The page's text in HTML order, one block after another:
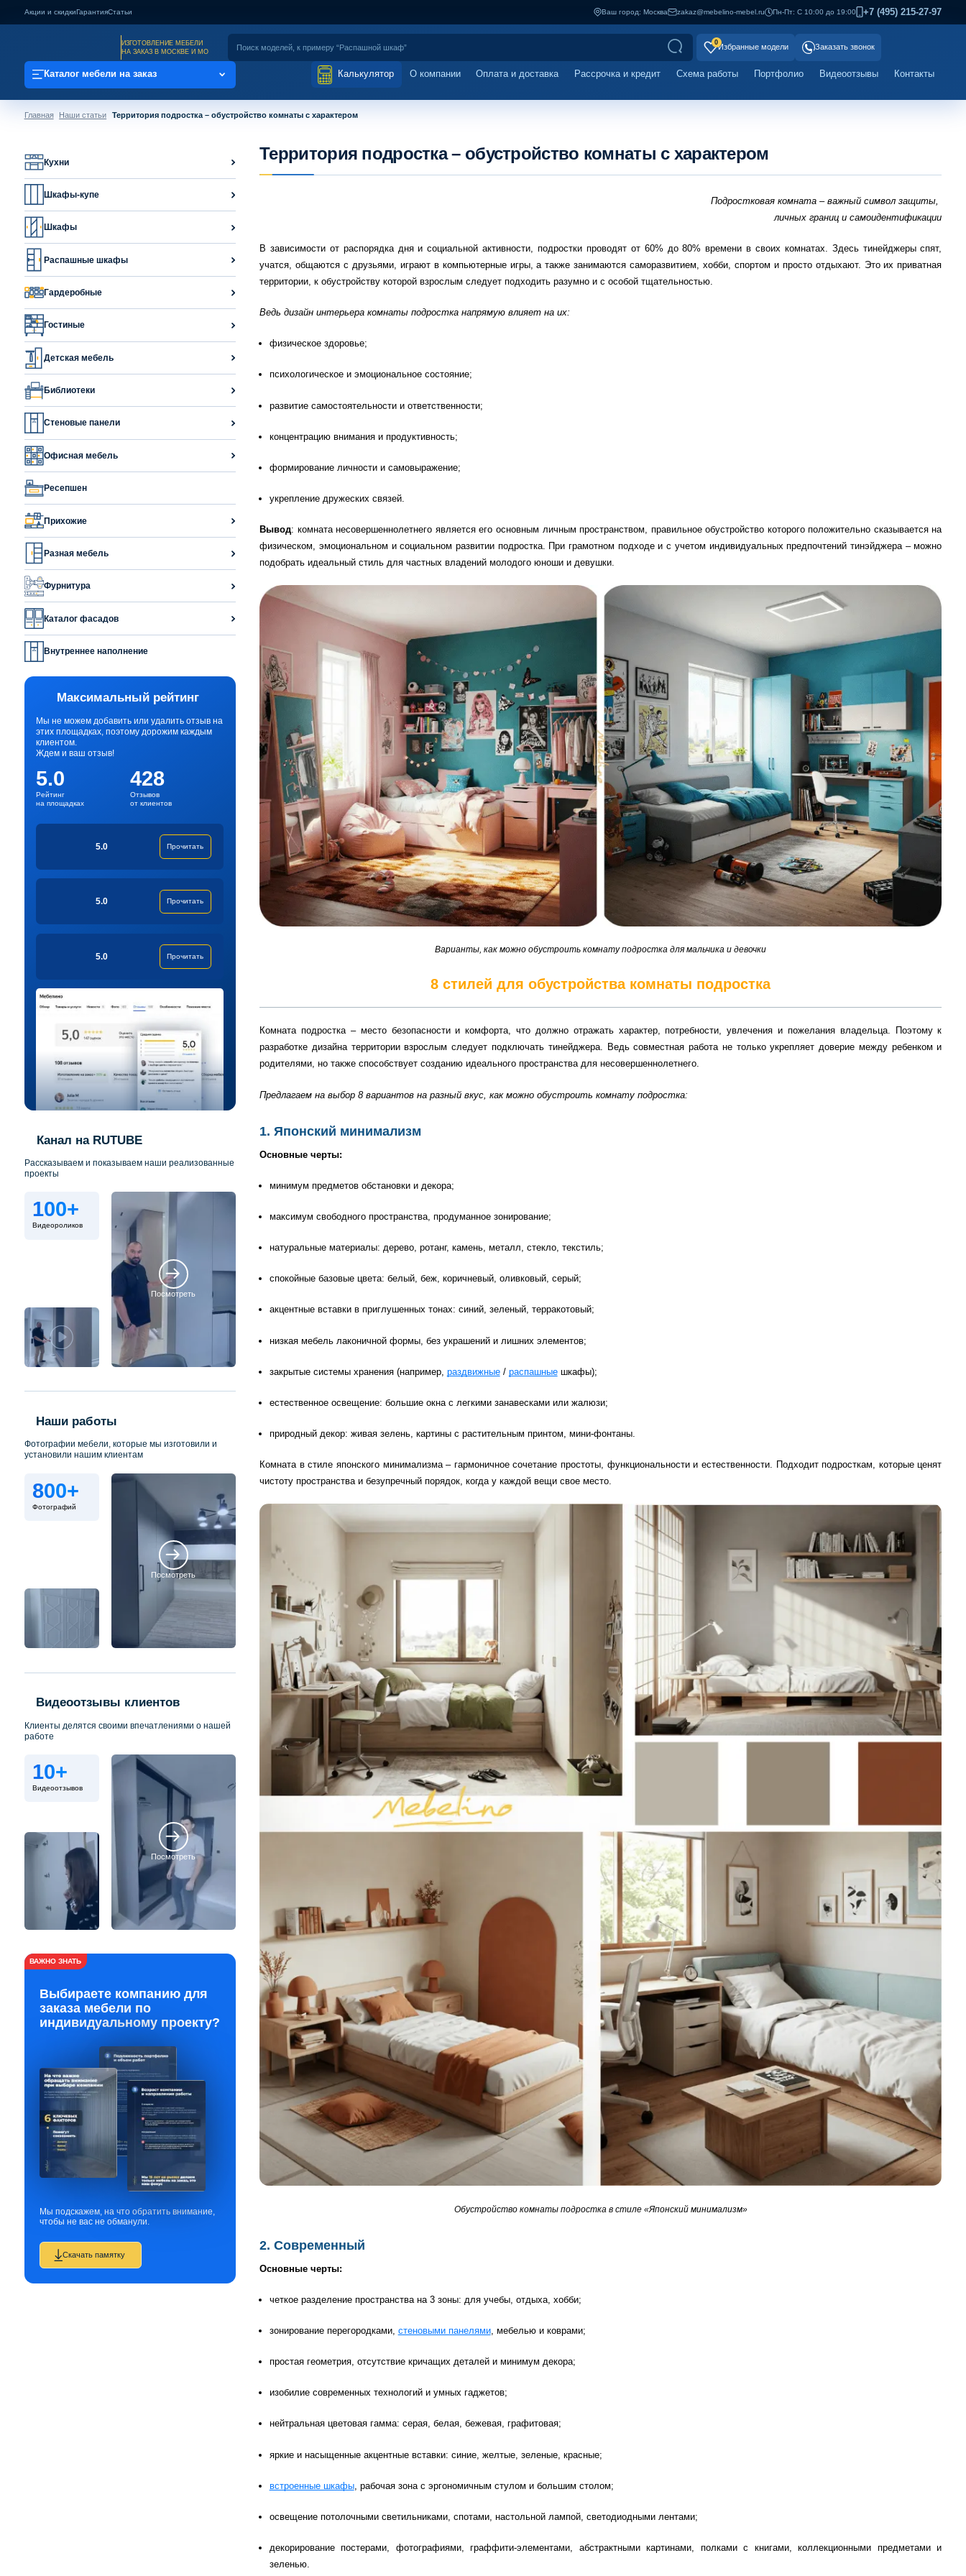
Акции и скидкиГарантияСтатьи Ваш город: Москва zakaz@mebelino-mebel.ru Пн-Пт: С 10:00 до 19:00 +7 (495) 215-27-97
ИЗГОТОВЛЕНИЕ МЕБЕЛИ
НА ЗАКАЗ В МОСКВЕ И МО
0
Избранные модели Заказать звонок
Каталог мебели на заказ Калькулятор О компании Оплата и доставка Рассрочка и кредит Схема работы Портфолио Видеоотзывы Контакты
Главная Наши статьи Территория подростка – обустройство комнаты с характером
Территория подростка – обустройство комнаты с характером
Подростковая комната – важный символ защиты,
личных границ и самоидентификации​
В зависимости от распорядка дня и социальной активности, подростки проводят от 60% до 80% времени в своих комнатах. Здесь тинейджеры спят,
учатся, общаются с друзьями, играют в компьютерные игры, а также занимаются саморазвитием, хобби, спортом и просто отдыхают. Это их приватная
территории, к обустройству которой взрослым следует подходить разумно и с особой тщательностью.
Ведь дизайн интерьера комнаты подростка напрямую влияет на их:
физическое здоровье;
психологическое и эмоциональное состояние;
развитие самостоятельности и ответственности;
концентрацию внимания и продуктивность;
формирование личности и самовыражение;
укрепление дружеских связей.
Вывод: комната несовершеннолетнего является его основным личным пространством, правильное обустройство которого положительно сказывается на
физическом, эмоциональном и социальном развитии подростка. При грамотном подходе и с учетом индивидуальных предпочтений тинэйджера – можно
подобрать идеальный стиль для частных владений молодого юноши и девушки.
Варианты, как можно обустроить комнату подростка для мальчика и девочки
8 стилей для обустройства комнаты подростка
Комната подростка – место безопасности и комфорта, что должно отражать характер, потребности, увлечения и пожелания владельца. Поэтому к
разработке дизайна территории взрослым следует подключать тинейджера. Ведь совместная работа не только укрепляет доверие между ребенком и
родителями, но также способствует созданию идеального пространства для несовершеннолетнего.
Предлагаем на выбор 8 вариантов на разный вкус, как можно обустроить комнату подростка:
1. Японский минимализм
Основные черты:
минимум предметов обстановки и декора;
максимум свободного пространства, продуманное зонирование;
натуральные материалы: дерево, ротанг, камень, металл, стекло, текстиль;
спокойные базовые цвета: белый, беж, коричневый, оливковый, серый;
акцентные вставки в приглушенных тонах: синий, зеленый, терракотовый;
низкая мебель лаконичной формы, без украшений и лишних элементов;
закрытые системы хранения (например, раздвижные/ распашныешкафы);
естественное освещение: большие окна с легкими занавесками или жалюзи;
природный декор: живая зелень, картины с растительным принтом, мини-фонтаны.
Комната в стиле японского минимализма – гармоничное сочетание простоты, функциональности и естественности. Подходит подросткам, которые ценят
чистоту пространства и безупречный порядок, когда у каждой вещи свое место.
Обустройство комнаты подростка в стиле «Японский минимализм»
2. Современный
Основные черты:
четкое разделение пространства на 3 зоны: для учебы, отдыха, хобби;
зонирование перегородками, стеновыми панелями, мебелью и коврами;
простая геометрия, отсутствие кричащих деталей и минимум декора;
изобилие современных технологий и умных гаджетов;
нейтральная цветовая гамма: серая, белая, бежевая, графитовая;
яркие и насыщенные акцентные вставки: синие, желтые, зеленые, красные;
встроенные шкафы, рабочая зона с эргономичным стулом и большим столом;
освещение потолочными светильниками, спотами, настольной лампой, светодиодными лентами;
декорирование постерами, фотографиями, граффити-элементами, абстрактными картинами, полками с книгами, коллекционными предметами и
зеленью.
Кухни
Шкафы-купе
Шкафы
Распашные шкафы
Гардеробные
Гостиные
Детская мебель
Библиотеки
Стеновые панели
Офисная мебель
Ресепшен
Прихожие
Разная мебель
Фурнитура
Каталог фасадов
Внутреннее наполнение
Максимальный рейтинг
Мы не можем добавить или удалить отзыв на
этих площадках, поэтому дорожим каждым
клиентом.
Ждем и ваш отзыв!
5.0
Рейтинг
на площадках
428
Отзывов
от клиентов
5.0 Прочитать
5.0 Прочитать
5.0 Прочитать
Канал на RUTUBE
Рассказываем и показываем наши реализованные
проекты
100+
Видеороликов
Посмотреть
Наши работы
Фотографии мебели, которые мы изготовили и
установили нашим клиентам
800+
Фотографий
Посмотреть
Видеоотзывы клиентов
Клиенты делятся своими впечатлениями о нашей
работе
10+
Видеоотзывов
Посмотреть
ВАЖНО ЗНАТЬ
Выбираете компанию для
заказа мебели по
индивидуальному проекту?
Мы подскажем, на что обратить внимание,
чтобы не вас не обманули.
Скачать памятку